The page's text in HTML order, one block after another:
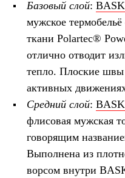
Базовый слой:
мужское
ткани Polartec®
отлично отводит
тепло. Плоские
активных
Средний слой: BASK
флисовая мужская
говорящим
Выполнена из
ворсом внутри